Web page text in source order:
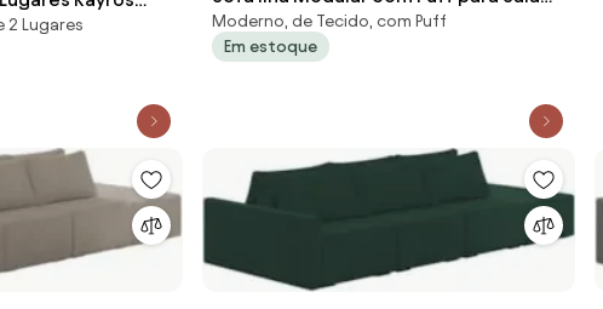
2 Lugares
Living 232cm Georgia Z08 Veludo P
Moderno, de Tecido, com Puff
Em estoque